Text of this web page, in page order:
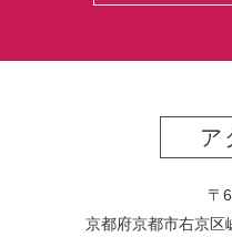
ア
〒
京都府京都市右京区